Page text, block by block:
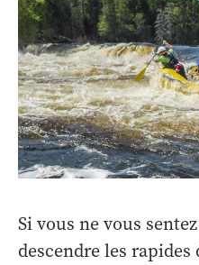
Si vous ne vous
descendre les